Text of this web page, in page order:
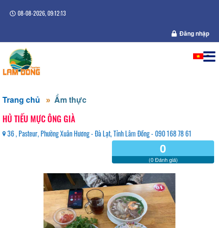
08-08-2026, 09:12:13
Đăng nhập
Trang chủ Ẩm thực
HỦ TIẾU MỰC ÔNG GIÀ
36 , Pasteur, Phường Xuân Hương - Đà Lạt, Tỉnh Lâm Đồng - 090 168 78 61
0
(0 Đánh giá)